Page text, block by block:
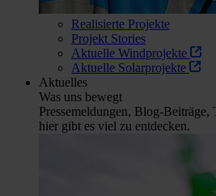
Realisierte Projekte
Projekt Stories
Aktuelle Windprojekte
Aktuelle Solarprojekte
Aktuelles
Was uns bewegt
Pressemeldungen, Blog-
hier gibt es viel zu entdecken.